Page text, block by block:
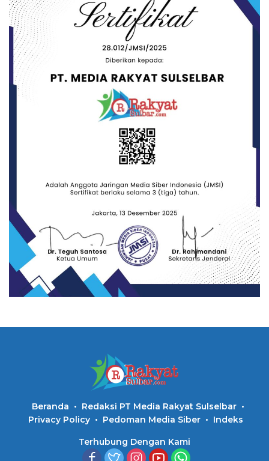
Beranda
Redaksi PT Media Rakyat Sulselbar
Privacy Policy
Pedoman Media Siber Indeks
Terhubung Dengan Kami